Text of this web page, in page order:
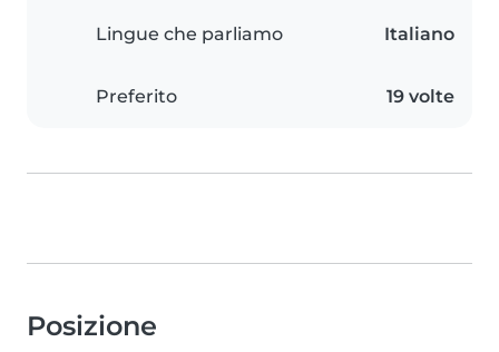
Lingue che parliamo Italiano
Preferito 19 volte
Posizione